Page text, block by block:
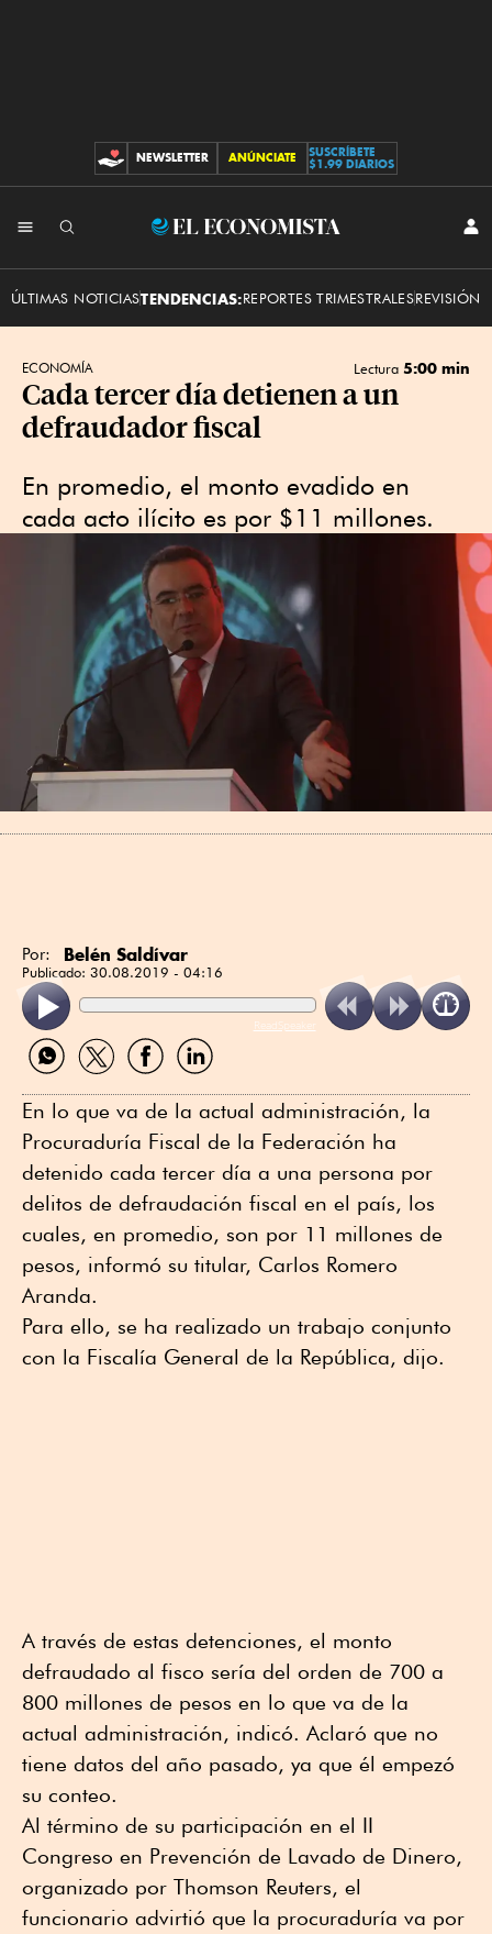
CONTRIBUCIONES
NEWSLETTER ANÚNCIATE
SUSCRÍBETE
$1.99 DIARIOS
El
ÚLTIMAS NOTICIASTENDENCIAS:REPORTES TRIMESTRALESREVISIÓN
ECONOMÍA Lectura 5:00 min
Cada tercer día detienen a un
defraudador fiscal
En promedio, el monto evadido en
cada acto ilícito es por $11 millones.
Por: Belén Saldívar
Publicado: 30.08.2019 - 04:16
ReadSpeaker
Compartir
por
Compartir
por
Compartir
por
Compartir
por
En lo que va de la actual administración, la
Procuraduría Fiscal de la Federación ha
detenido cada tercer día a una persona por
delitos de defraudación fiscal en el país, los
cuales, en promedio, son por 11 millones de
pesos, informó su titular, Carlos Romero
Aranda.
Para ello, se ha realizado un trabajo conjunto
con la Fiscalía General de la República, dijo.
A través de estas detenciones, el monto
defraudado al fisco sería del orden de 700 a
800 millones de pesos en lo que va de la
actual administración, indicó. Aclaró que no
tiene datos del año pasado, ya que él empezó
su conteo.
Al término de su participación en el II
Congreso en Prevención de Lavado de Dinero,
organizado por Thomson Reuters, el
funcionario advirtió que la procuraduría va por